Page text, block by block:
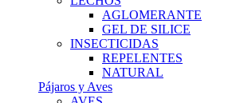
AGLOMERANTE
GEL DE SILICE
INSECTICIDAS
REPELENTES
NATURAL
Pájaros y Aves